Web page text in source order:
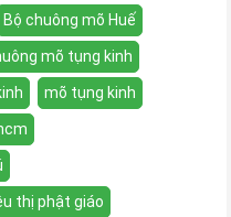
Bộ chuông mõ Huế
mõ tụng kinh
mõ tụng kinh
thị phật giáo